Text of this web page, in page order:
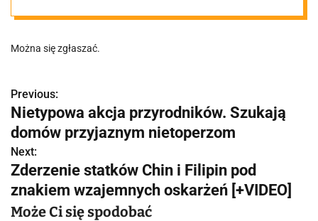
przyjaznych
nietoperzom
Można się zgłaszać.
N
a
w
i
g
Previous:
Nietypowa akcja przyrodników. Szukają
domów przyjaznym nietoperzom
Next:
Zderzenie statków Chin i Filipin pod
znakiem wzajemnych oskarżeń [+VIDEO]
Może Ci się spodobać